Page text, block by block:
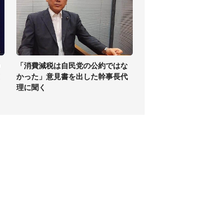
「消費減税は自民党の公約ではな
かった」意見書を出した幹事長代
理に聞く